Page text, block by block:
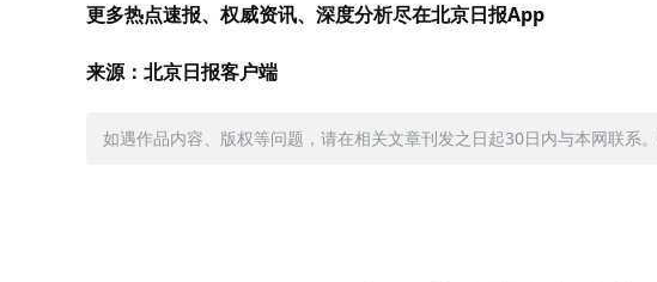
更多热点速报、权威资讯、深度分析尽在北京日报App
来源：北京日报客户端
如遇作品内容、版权等问题，请在相关文章刊发之日起30日内与本网联系